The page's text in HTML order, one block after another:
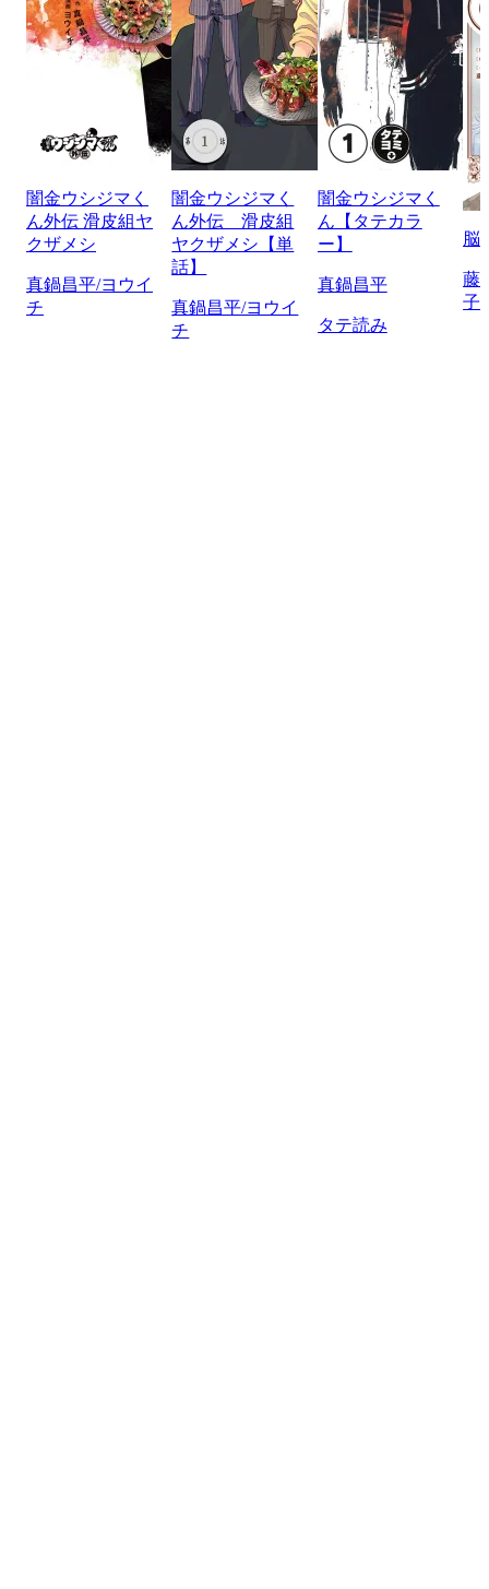
闇金ウシジマく
ん外伝 滑皮組ヤ
クザメシ
真鍋昌平/ヨウイ
チ
闇金ウシジマく
ん外伝 滑皮組
ヤクザメシ【単
話】
真鍋昌平/ヨウイ
チ
闇金ウシジマく
ん【タテカラ
ー】
真鍋昌平
タテ読み
脳
藤
子/